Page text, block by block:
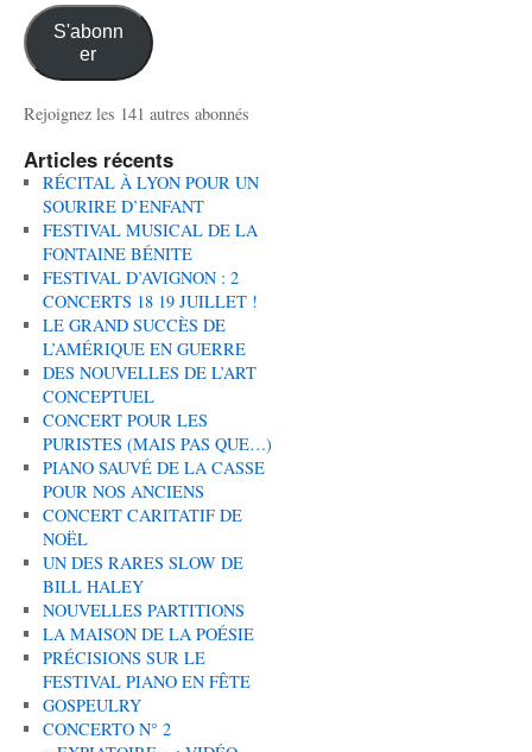
S'abonn
er
Rejoignez les 141 autres abonnés
Articles récents
RÉCITAL À LYON POUR UN
SOURIRE D’ENFANT
FESTIVAL MUSICAL DE LA
FONTAINE BÉNITE
FESTIVAL D’AVIGNON : 2
CONCERTS 18 19 JUILLET !
LE GRAND SUCCÈS DE
L’AMÉRIQUE EN GUERRE
DES NOUVELLES DE L’ART
CONCEPTUEL
CONCERT POUR LES
PURISTES (MAIS PAS QUE…)
PIANO SAUVÉ DE LA CASSE
POUR NOS ANCIENS
CONCERT CARITATIF DE
NOËL
UN DES RARES SLOW DE
BILL HALEY
NOUVELLES PARTITIONS
LA MAISON DE LA POÉSIE
PRÉCISIONS SUR LE
FESTIVAL PIANO EN FÊTE
GOSPEULRY
CONCERTO N° 2